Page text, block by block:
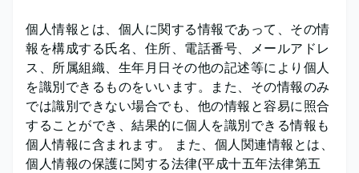
個人情報とは、個人に関する情報であって、その情
報を構成する氏名、住所、電話番号、メールアドレ
ス、所属組織、生年月日その他の記述等により個人
を識別できるものをいいます。また、その情報のみ
では識別できない場合でも、他の情報と容易に照合
することができ、結果的に個人を識別できる情報も
個人情報に含まれます。 また、個人関連情報とは、
個人情報の保護に関する法律(平成十五年法律第五